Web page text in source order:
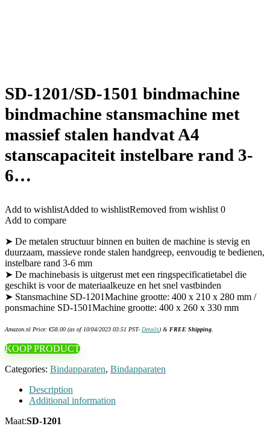
SD-1201/SD-1501 bindmachine
bindmachine stansmachine met
massief stalen handvat A4
stanscapaciteit instelbare rand 3-
6…
Add to wishlistAdded to wishlistRemoved from wishlist 0
Add to compare
➤ De metalen structuur binnen en buiten de machine is stevig en
duurzaam, massieve ronde stalen handgreep, eenvoudig te bedienen,
instelbare rand 3-6 mm
➤ De machinebasis is uitgerust met een ringspecificatietabel die
geschikt is voor de materiaalkeuze en het snel vastbinden
➤ Stansmachine SD-1201Machine grootte: 400 x 210 x 280 mm /
ponsmachine SD-1501Machine grootte: 400 x 260 x 330 mm
Amazon.nl Price: €58.00 (as of 10/04/2023 03:51 PST- Details) & FREE Shipping
KOOP PRODUCT
Categories: Bindapparaten, Bindapparaten
Description
Additional information
Maat:SD-1201